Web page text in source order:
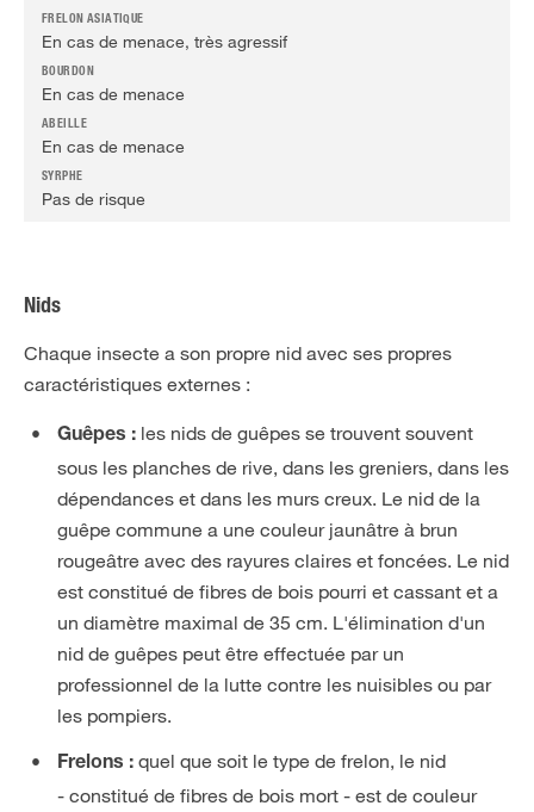
En cas de menace, très agressif
En cas de menace
En cas de menace
Pas de risque
Nids
Chaque insecte a son propre nid avec ses propres
caractéristiques externes :
Guêpes : les nids de guêpes se trouvent souvent
sous les planches de rive, dans les greniers, dans les
dépendances et dans les murs creux. Le nid de la
guêpe commune a une couleur jaunâtre à brun
rougeâtre avec des rayures claires et foncées. Le nid
est constitué de fibres de bois pourri et cassant et a
un diamètre maximal de 35 cm. L'élimination d'un
nid de guêpes peut être effectuée par un
professionnel de la lutte contre les nuisibles ou par
les pompiers.
Frelons : quel que soit le type de frelon, le nid
- constitué de fibres de bois mort - est de couleur